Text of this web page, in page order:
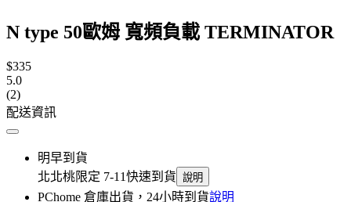
N type 50歐姆 寬頻負載 TERMINATOR
$335
5.0
(2)
配送資訊
明早到貨
北北桃限定 7-11快速到貨 說明
PChome 倉庫出貨，24小時到貨說明